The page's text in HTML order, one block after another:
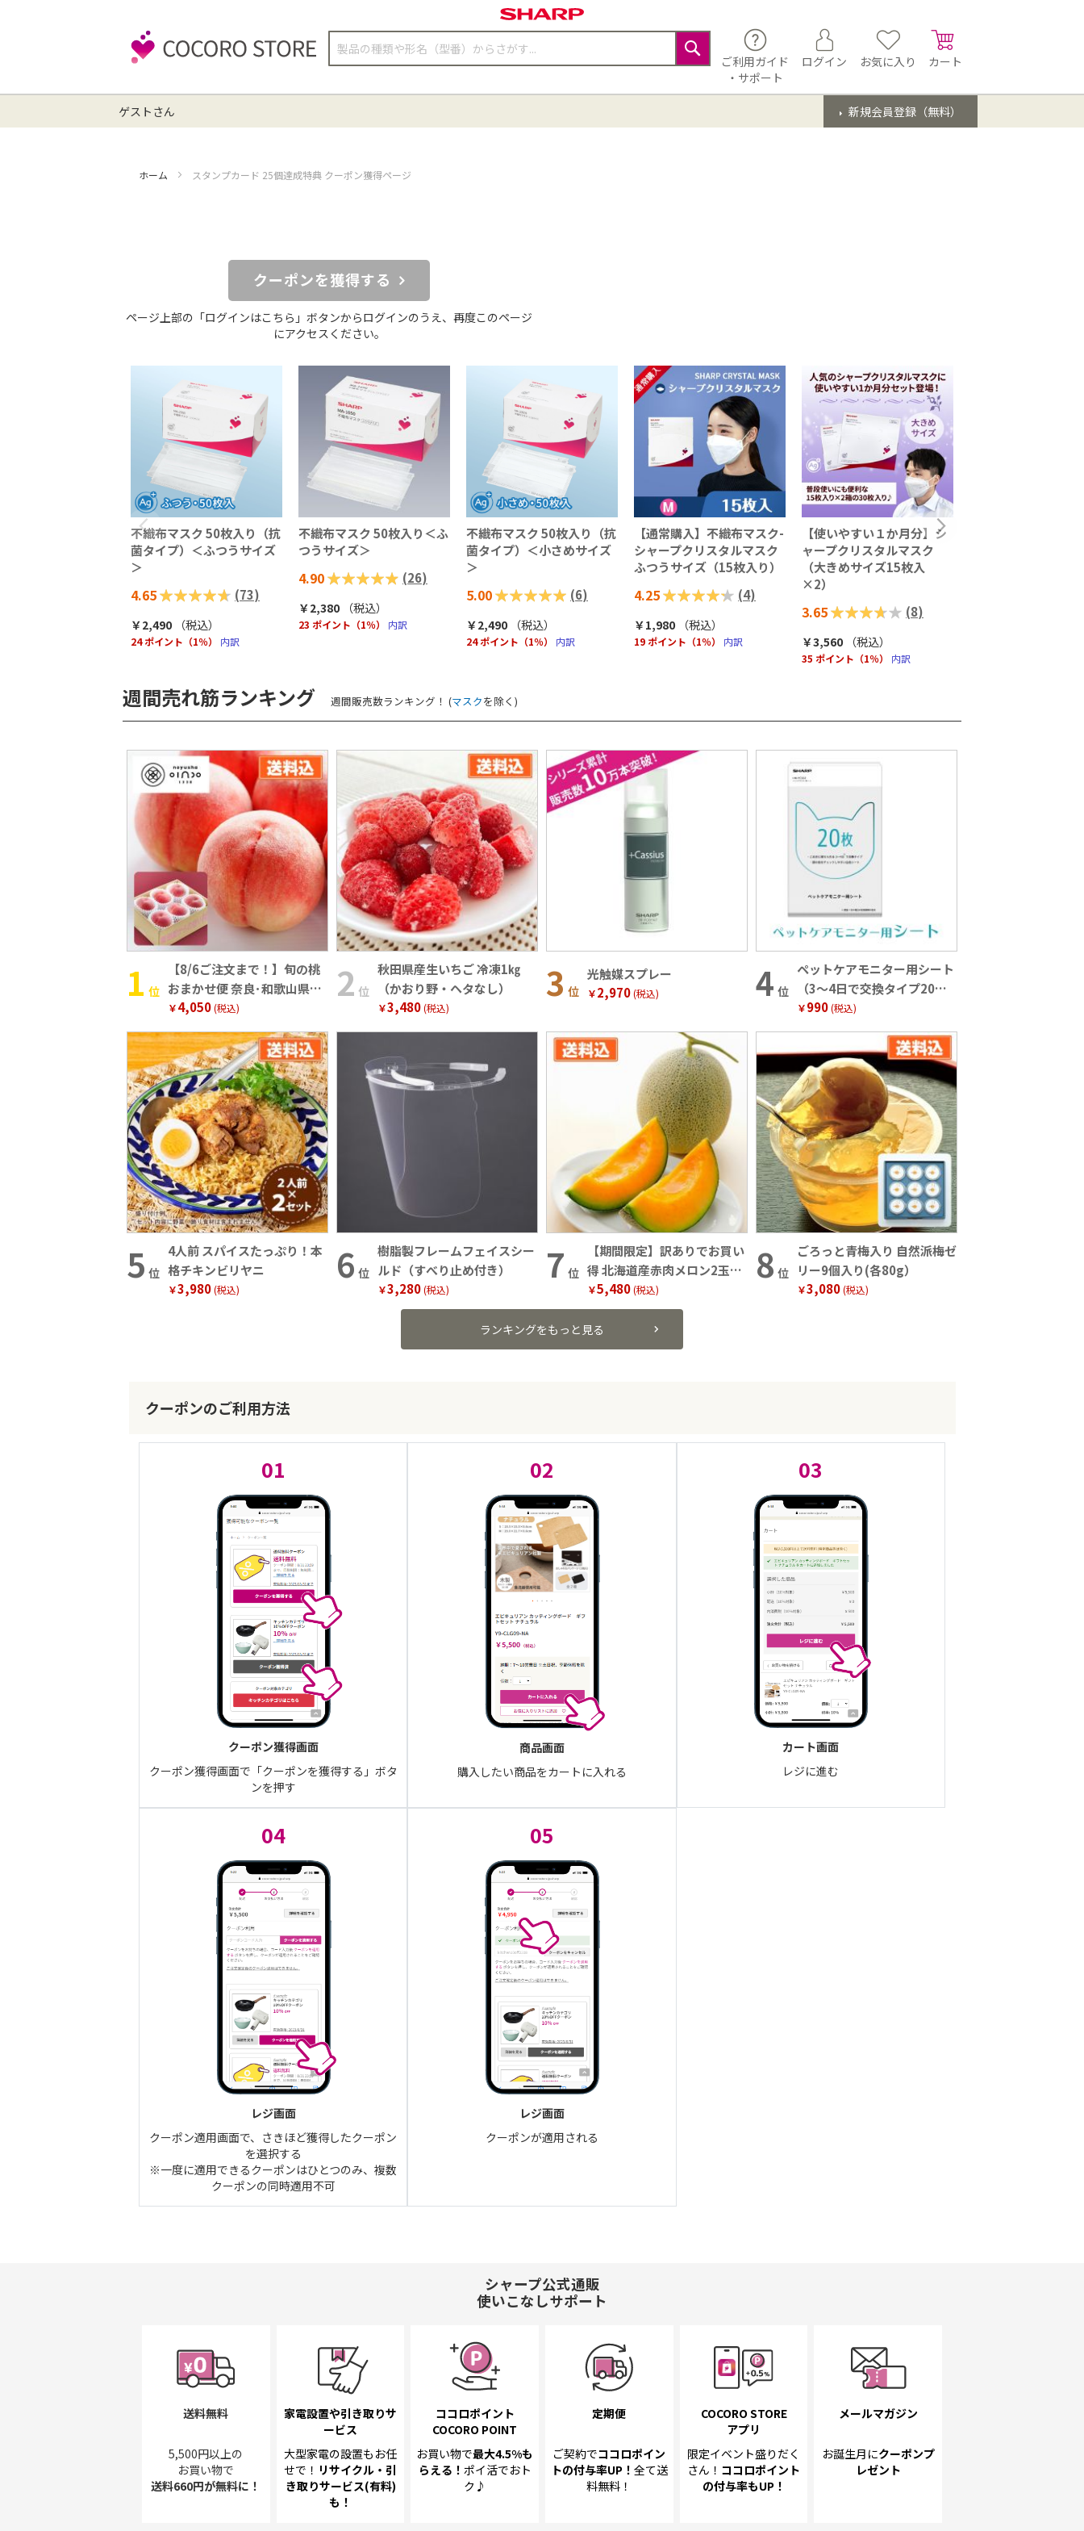
検
検
ご利用ガイド
・サポート
ログイン お気に入り カート
新規会員登録（無料）
ゲストさん
ホーム スタンプカード 25個達成特典 クーポン獲得ページ
クーポンを獲得する
ページ上部の「ログインはこちら」ボタンからログインのうえ、再度このページ
にアクセスください。
不織布マスク 50枚入り（抗
菌タイプ）＜ふつうサイズ
＞
評価:
4.65
93%
(73)
￥2,490 （税込）
24 ポイント（1％） 内訳
不織布マスク 50枚入り＜ふ
つうサイズ＞
評価:
4.90
98%
(26)
￥2,380 （税込）
23 ポイント（1％） 内訳
不織布マスク 50枚入り（抗
菌タイプ）＜小さめサイズ
＞
評価:
5.00
100%
(6)
￥2,490 （税込）
24 ポイント（1％） 内訳
【通常購入】不織布マスク-
シャープクリスタルマスク
ふつうサイズ（15枚入り）
評価:
4.25
85%
(4)
￥1,980 （税込）
19 ポイント（1％） 内訳
【使いやすい１か月分】シ
ャープクリスタルマスク
（大きめサイズ15枚入
×2）
評価:
3.65
73%
(8)
￥3,560 （税込）
35 ポイント（1％） 内訳
週間売れ筋ランキング 週間販売数ランキング！ (マスクを除く)
位
【8/6ご注文まで！】旬の桃
おまかせ便 奈良･和歌山県産
（1.8kg・5～8玉）
￥4,050(税込)
位
秋田県産生いちご 冷凍1㎏
（かおり野・ヘタなし）
￥3,480(税込)
位
光触媒スプレー
￥2,970(税込) 位
ペットケアモニター用シート
（3～4日で交換タイプ20枚
入）
￥990(税込)
位
4人前 スパイスたっぷり！本
格チキンビリヤニ
￥3,980(税込)
位
樹脂製フレームフェイスシー
ルド（すべり止め付き）
￥3,280(税込)
位
【期間限定】訳ありでお買い
得 北海道産赤肉メロン2玉
（1玉約1.6kg）
￥5,480(税込)
位
ごろっと青梅入り 自然派梅ゼ
リー9個入り(各80g）
￥3,080(税込)
ランキングをもっと見る
クーポンのご利用方法
01
クーポン獲得画面
クーポン獲得画面で「クーポンを獲得する」ボタ
ンを押す
02
商品画面
購入したい商品をカートに入れる
03
カート画面
レジに進む
04
レジ画面
クーポン適用画面で、さきほど獲得したクーポン
を選択する
※一度に適用できるクーポンはひとつのみ、複数
クーポンの同時適用不可
05
レジ画面
クーポンが適用される
シャープ公式通販
使いこなしサポート
送料無料
5,500円以上の
お買い物で
送料660円が無料に！
家電設置や引き取りサ
ービス
大型家電の設置も お任
せで！ リサイクル・引
き取りサービス(有料)
も！
ココロポイント
COCORO POINT
お買い物で最大4.5%も
らえる！ ポイ活でおト
ク♪
定期便
ご契約でココロポイン
トの付与率UP！ 全て送
料無料！
COCORO STORE
アプリ
限定イベント盛りだく
さん！ ココロポイント
の付与率もUP！
メールマガジン
お誕生月にクーポンプ
レゼント